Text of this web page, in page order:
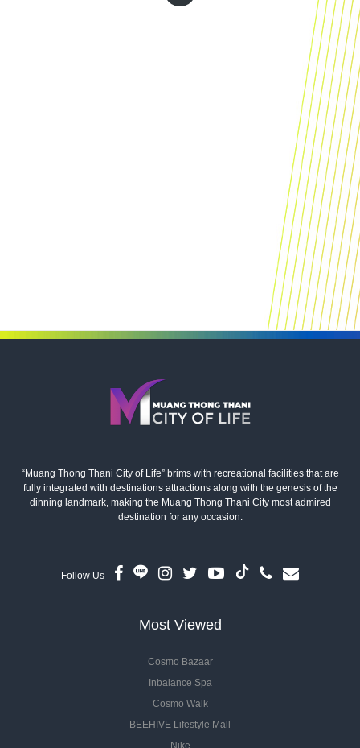
“Muang Thong Thani City of Life” brims with recreational facilities that are
fully integrated with destinations attractions along with the genesis of the
dinning landmark, making the Muang Thong Thani City most admired
destination for any occasion.
Follow Us
Most Viewed
Cosmo Bazaar
Inbalance Spa
Cosmo Walk
BEEHIVE Lifestyle Mall
Nike